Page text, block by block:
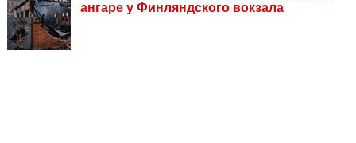
ангаре у Финляндского вокзала